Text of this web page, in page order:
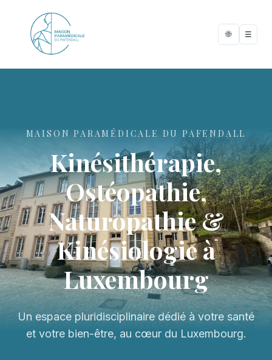
🌐 ☰
MAISON PARAMÉDICALE DU PAFENDALL
Kinésithérapie,
Ostéopathie,
Naturopathie &
Kinésiologie à
Luxembourg
Un espace pluridisciplinaire dédié à votre santé
et votre bien-être, au cœur du Luxembourg.